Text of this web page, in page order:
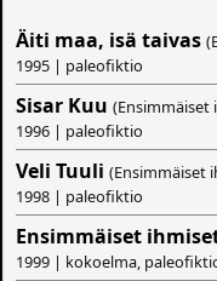
Äiti maa, isä taivas
1995 | paleofiktio
Sisar Kuu (Ensimmäiset
1996 | paleofiktio
Veli Tuuli (Ensimmäiset
1998 | paleofiktio
Ensimmäiset
1999 | kokoelma,